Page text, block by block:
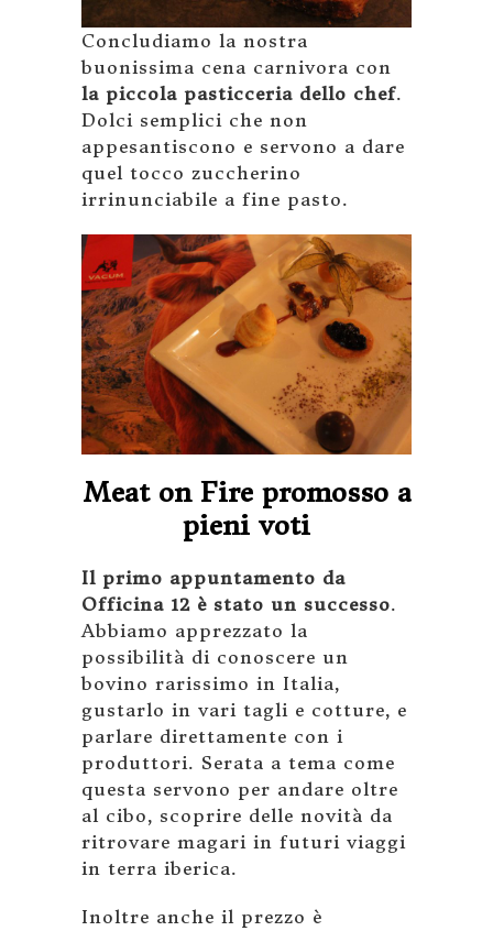
Concludiamo la nostra
buonissima cena carnivora con
la piccola pasticceria dello chef.
Dolci semplici che non
appesantiscono e servono a dare
quel tocco zuccherino
irrinunciabile a fine pasto.
Meat on Fire promosso a
pieni voti
Il primo appuntamento da
Officina 12 è stato un successo.
Abbiamo apprezzato la
possibilità di conoscere un
bovino rarissimo in Italia,
gustarlo in vari tagli e cotture, e
parlare direttamente con i
produttori. Serata a tema come
questa servono per andare oltre
al cibo, scoprire delle novità da
ritrovare magari in futuri viaggi
in terra iberica.
Inoltre anche il prezzo è